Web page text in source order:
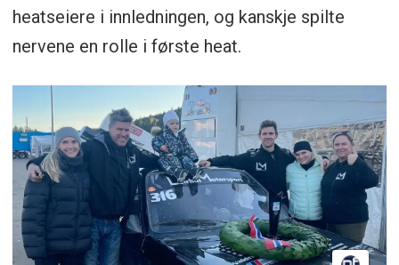
heatseiere i innledningen, og kanskje spilte
nervene en rolle i første heat.